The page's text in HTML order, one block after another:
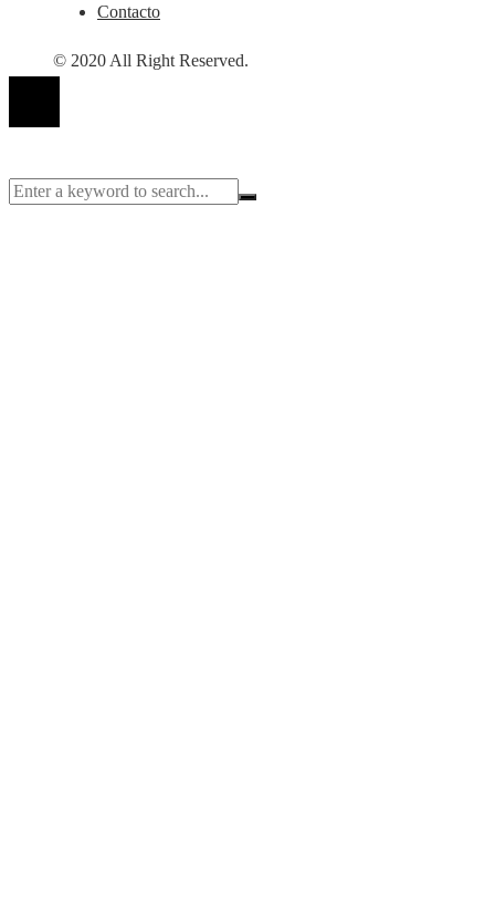
Contacto
© 2020 All Right Reserved.